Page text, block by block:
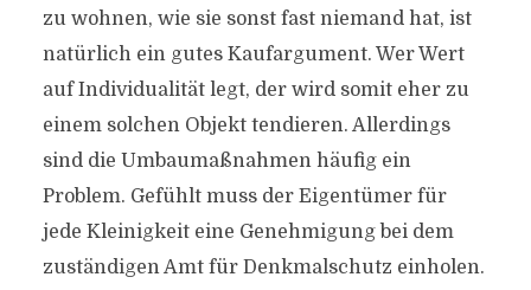
zu wohnen, wie sie sonst fast niemand hat, ist
natürlich ein gutes Kaufargument. Wer Wert
auf Individualität legt, der wird somit eher zu
einem solchen Objekt tendieren. Allerdings
sind die Umbaumaßnahmen häufig ein
Problem. Gefühlt muss der Eigentümer für
jede Kleinigkeit eine Genehmigung bei dem
zuständigen Amt für Denkmalschutz einholen.